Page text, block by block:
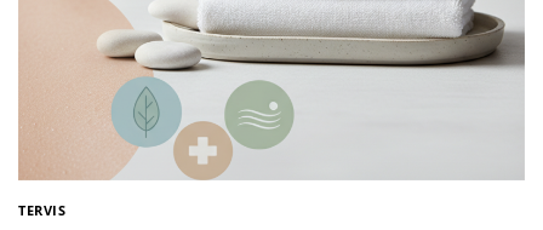
TERVIS